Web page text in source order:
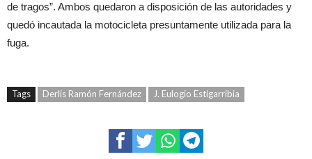
de tragos”. Ambos quedaron a disposición de las autoridades y
quedó incautada la motocicleta presuntamente utilizada para la
fuga.
Tags Derlis Ramón Fernández J. Eulogio Estigarribia